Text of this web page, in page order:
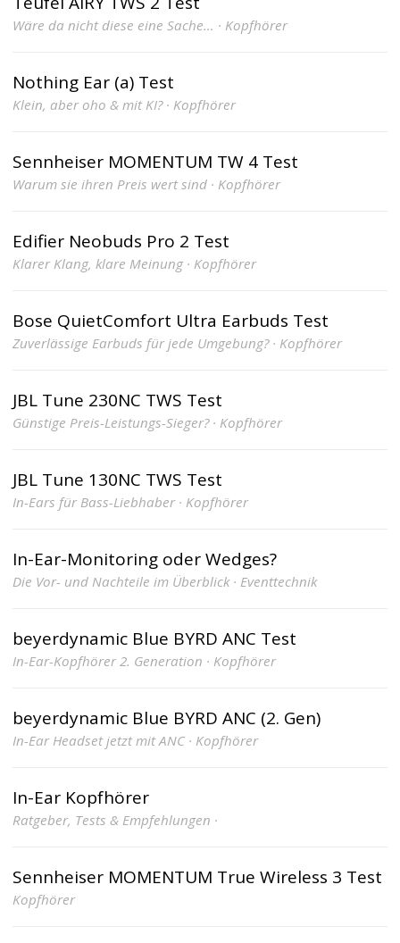
Wäre da nicht diese eine Sache… · Kopfhörer
Nothing Ear (a) Test
Klein, aber oho & mit KI? · Kopfhörer
Sennheiser MOMENTUM TW 4 Test
Warum sie ihren Preis wert sind · Kopfhörer
Edifier Neobuds Pro 2 Test
Klarer Klang, klare Meinung · Kopfhörer
Bose QuietComfort Ultra Earbuds Test
Zuverlässige Earbuds für jede Umgebung? · Kopfhörer
JBL Tune 230NC TWS Test
Günstige Preis-Leistungs-Sieger? · Kopfhörer
JBL Tune 130NC TWS Test
In-Ears für Bass-Liebhaber · Kopfhörer
In-Ear-Monitoring oder Wedges?
Die Vor- und Nachteile im Überblick · Eventtechnik
beyerdynamic Blue BYRD ANC Test
In-Ear-Kopfhörer 2. Generation · Kopfhörer
beyerdynamic Blue BYRD ANC (2. Gen)
In-Ear Headset jetzt mit ANC · Kopfhörer
In-Ear Kopfhörer
Ratgeber, Tests & Empfehlungen ·
Sennheiser MOMENTUM True Wireless 3 Test
Kopfhörer